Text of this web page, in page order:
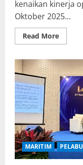
kenaikan kinerja
Oktober 2025...
Read MoreRead
more
IPC
TPK
14,3%
Pada
Oktober
2025
MARITIM